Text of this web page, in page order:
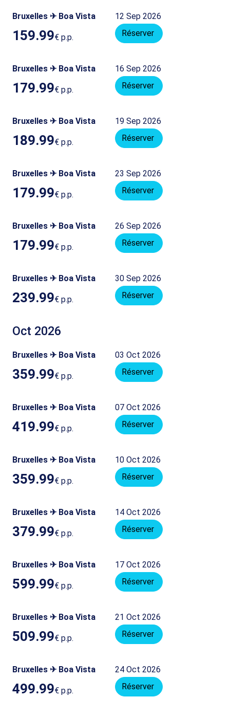
Bruxelles ✈ Boa Vista 12 Sep 2026
159.99€ p.p. Réserver
Bruxelles ✈ Boa Vista 16 Sep 2026
179.99€ p.p. Réserver
Bruxelles ✈ Boa Vista 19 Sep 2026
189.99€ p.p. Réserver
Bruxelles ✈ Boa Vista 23 Sep 2026
179.99€ p.p. Réserver
Bruxelles ✈ Boa Vista 26 Sep 2026
179.99€ p.p. Réserver
Bruxelles ✈ Boa Vista 30 Sep 2026
239.99€ p.p. Réserver
Oct 2026
Bruxelles ✈ Boa Vista 03 Oct 2026
359.99€ p.p. Réserver
Bruxelles ✈ Boa Vista 07 Oct 2026
419.99€ p.p. Réserver
Bruxelles ✈ Boa Vista 10 Oct 2026
359.99€ p.p. Réserver
Bruxelles ✈ Boa Vista 14 Oct 2026
379.99€ p.p. Réserver
Bruxelles ✈ Boa Vista 17 Oct 2026
599.99€ p.p. Réserver
Bruxelles ✈ Boa Vista 21 Oct 2026
509.99€ p.p. Réserver
Bruxelles ✈ Boa Vista 24 Oct 2026
499.99€ p.p. Réserver